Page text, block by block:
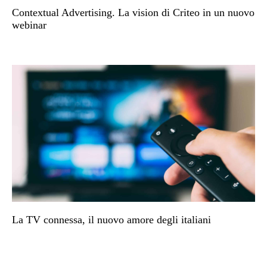
Contextual Advertising. La vision di Criteo in un nuovo
webinar
La TV connessa, il nuovo amore degli italiani